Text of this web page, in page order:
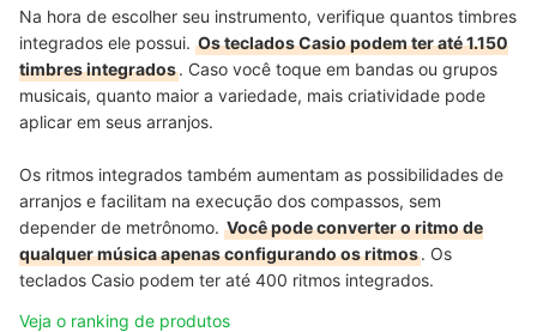
Na hora de escolher seu instrumento, verifique quantos timbres
integrados ele possui. Os teclados Casio podem ter até 1.150
timbres integrados. Caso você toque em bandas ou grupos
musicais, quanto maior a variedade, mais criatividade pode
aplicar em seus arranjos.
Os ritmos integrados também aumentam as possibilidades de
arranjos e facilitam na execução dos compassos, sem
depender de metrônomo. Você pode converter o ritmo de
qualquer música apenas configurando os ritmos. Os
teclados Casio podem ter até 400 ritmos integrados.
Veja o ranking de produtos